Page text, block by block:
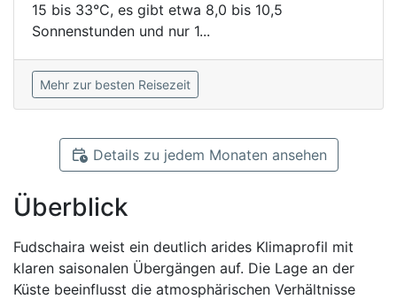
15 bis 33°C, es gibt etwa 8,0 bis 10,5
Sonnenstunden und nur 1...
Mehr zur besten Reisezeit
Details zu jedem Monaten ansehen
Überblick
Fudschaira weist ein deutlich arides Klimaprofil mit
klaren saisonalen Übergängen auf. Die Lage an der
Küste beeinflusst die atmosphärischen Verhältnisse